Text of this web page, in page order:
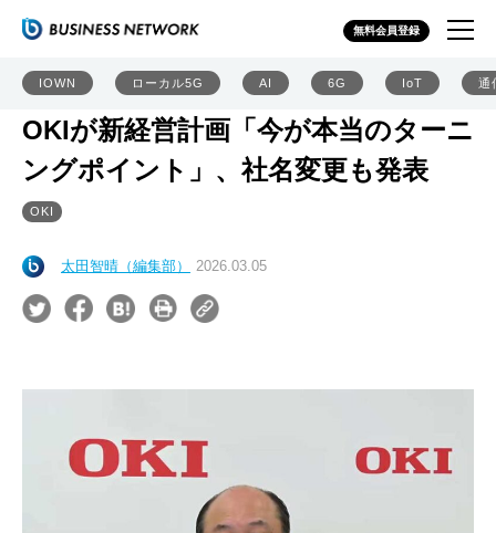
無料会員登録
IOWN ローカル5G AI 6G IoT 通
OKIが新経営計画「今が本当のターニ
ングポイント」、社名変更も発表
OKI
太田智晴（編集部） 2026.03.05